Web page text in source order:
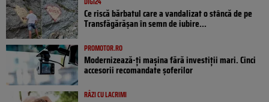
Ce riscă bărbatul care a vandalizat o stâncă de pe
Transfăgărășan în semn de iubire...
PROMOTOR.RO
Modernizează-ți mașina fără investiții mari. Cinci
accesorii recomandate șoferilor
RÂZI CU LACRIMI